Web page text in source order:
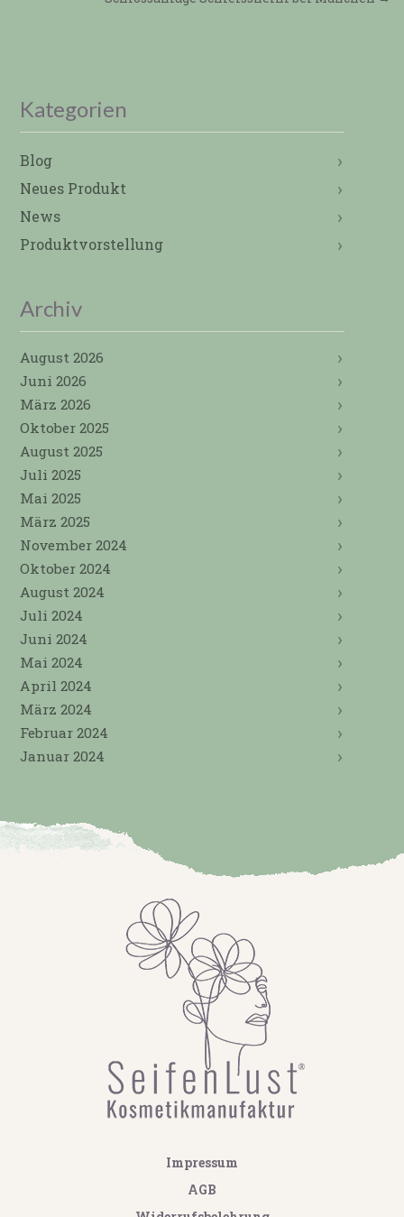
Kategorien
Blog
Neues Produkt
News
Produktvorstellung
Archiv
August 2026
Juni 2026
März 2026
Oktober 2025
August 2025
Juli 2025
Mai 2025
März 2025
November 2024
Oktober 2024
August 2024
Juli 2024
Juni 2024
Mai 2024
April 2024
März 2024
Februar 2024
Januar 2024
Impressum
AGB